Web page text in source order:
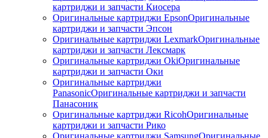
картриджи и запчасти Киосера
Оригинальные картриджи EpsonОригинальные
картриджи и запчасти Эпсон
Оригинальные картриджи LexmarkОригинальные
картриджи и запчасти Лексмарк
Оригинальные картриджи ОkiОригинальные
картриджи и запчасти Оки
Оригинальные картриджи
PanasonicОригинальные картриджи и запчасти
Панасоник
Оригинальные картриджи RicohОригинальные
картриджи и запчасти Рико
Оригинальные картриджи SamsungОригинальные